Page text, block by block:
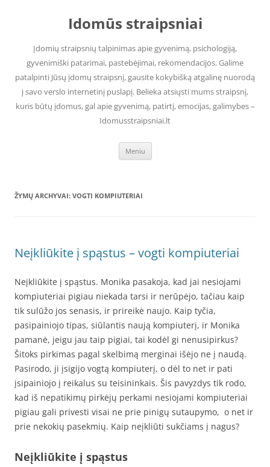
Idomūs straipsniai
Įdomių straipsnių talpinimas apie gyvenimą, psichologiją,
gyvenimiški patarimai, pastebėjimai, rekomendacijos. Galime
patalpinti Jūsų įdomų straipsnį, gausite kokybišką atgalinę nuorodą
į savo verslo internetinį puslapį. Belieka atsiųsti mums straipsnį,
kuris būtų įdomus, gal apie gyvenimą, patirtį, emocijas, galimybes –
Idomusstraipsniai.lt
Meniu
ŽYMŲ ARCHYVAI: VOGTI KOMPIUTERIAI
Neįkliūkite į spąstus – vogti kompiuteriai
Neįkliūkite į spąstus. Monika pasakoja, kad jai nesiojami
kompiuteriai pigiau niekada tarsi ir nerūpėjo, tačiau kaip
tik sulūžo jos senasis, ir prireikė naujo. Kaip tyčia,
pasipainiojo tipas, siūlantis naują kompiuterį, ir Monika
pamanė, jeigu jau taip pigiai, tai kodėl gi nenusipirkus?
Šitoks pirkimas pagal skelbimą merginai išėjo ne į naudą.
Pasirodo, ji įsigijo vogtą kompiuterį, o dėl to net ir pati
įsipainiojo į reikalus su teisininkais. Šis pavyzdys tik rodo,
kad iš nepatikimų pirkėjų perkami nesiojami kompiuteriai
pigiau gali privesti visai ne prie pinigų sutaupymo, o net ir
prie nekokių pasekmių. Kaip neįkliūti sukčiams į nagus?
Neįkliūkite į spąstus